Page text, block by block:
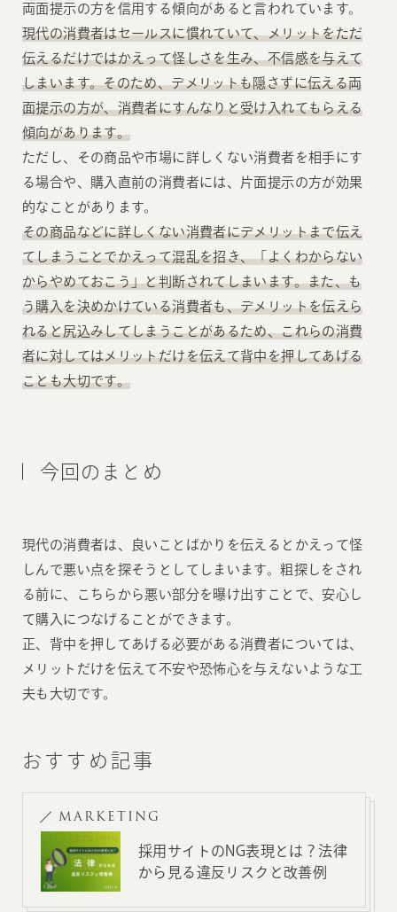
両面提示の方を信用する傾向があると言われています。
現代の消費者はセールスに慣れていて、メリットをただ
伝えるだけではかえって怪しさを生み、不信感を与えて
しまいます。そのため、デメリットも隠さずに伝える両
面提示の方が、消費者にすんなりと受け入れてもらえる
傾向があります。
ただし、その商品や市場に詳しくない消費者を相手にす
る場合や、購入直前の消費者には、片面提示の方が効果
的なことがあります。
その商品などに詳しくない消費者にデメリットまで伝え
てしまうことでかえって混乱を招き、「よくわからない
からやめておこう」と判断されてしまいます。また、も
う購入を決めかけている消費者も、デメリットを伝えら
れると尻込みしてしまうことがあるため、これらの消費
者に対してはメリットだけを伝えて背中を押してあげる
ことも大切です。
今回のまとめ
現代の消費者は、良いことばかりを伝えるとかえって怪
しんで悪い点を探そうとしてしまいます。粗探しをされ
る前に、こちらから悪い部分を曝け出すことで、安心し
て購入につなげることができます。
正、背中を押してあげる必要がある消費者については、
メリットだけを伝えて不安や恐怖心を与えないような工
夫も大切です。
おすすめ記事
MARKETING
採用サイトのNG表現とは？法律
から見る違反リスクと改善例